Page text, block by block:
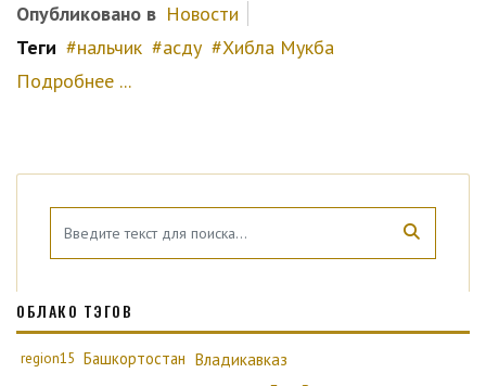
Опубликовано в Новости
Теги
нальчик асду
Хибла Мукба
Подробнее ...
ОБЛАКО ТЭГОВ
region15 Башкортостан Владикавказ